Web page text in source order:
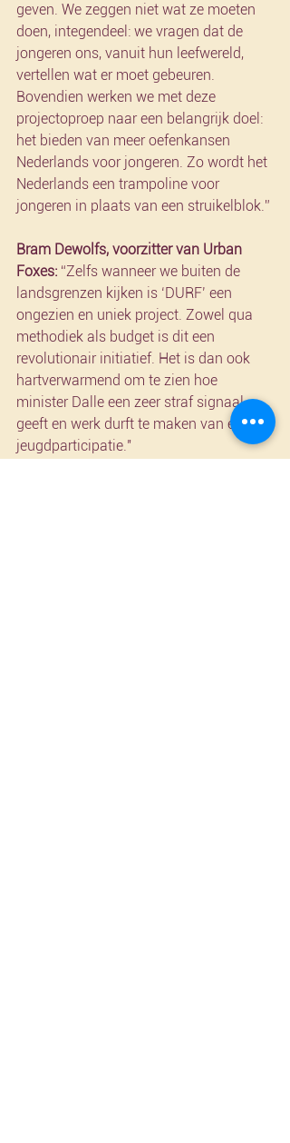
geven. We zeggen niet wat ze moeten
doen, integendeel: we vragen dat de
jongeren ons, vanuit hun leefwereld,
vertellen wat er moet gebeuren.
Bovendien werken we met deze
projectoproep naar een belangrijk doel:
het bieden van meer oefenkansen
Nederlands voor jongeren. Zo wordt het
Nederlands een trampoline voor
jongeren in plaats van een struikelblok.”
Bram Dewolfs, voorzitter van Urban
Foxes: “Zelfs wanneer we buiten de
landsgrenzen kijken is ‘DURF’ een
ongezien en uniek project. Zowel qua
methodiek als budget is dit een
revolutionair initiatief. Het is dan ook
hartverwarmend om te zien hoe
minister Dalle een zeer straf signaal
geeft en werk durft te maken van echte
jeugdparticipatie."